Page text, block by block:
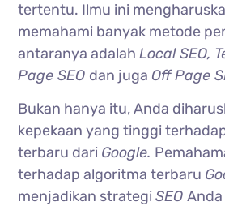
tertentu. Ilmu ini
memahami banyak metode
antaranya adalahLocal SEO,
Page SEO dan juga Off Page
Bukan hanya itu, Anda
kepekaan yang tinggi
terbaru dari Google.
terhadap algoritma terbaru
menjadikan strategiSEOAnda